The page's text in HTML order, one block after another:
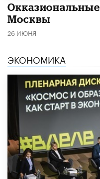
Москвы
26 ИЮНЯ
ЭКОНОМИКА